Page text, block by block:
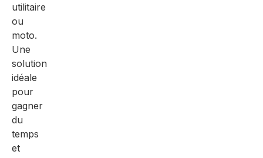
utilitaire
ou
moto.
Une
solution
idéale
pour
gagner
du
temps
et